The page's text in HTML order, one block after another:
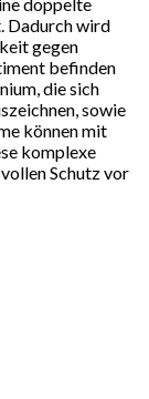
Dadurch wird
gegen
befinden
die sich
sowie
können mit
komplexe
Schutz vor